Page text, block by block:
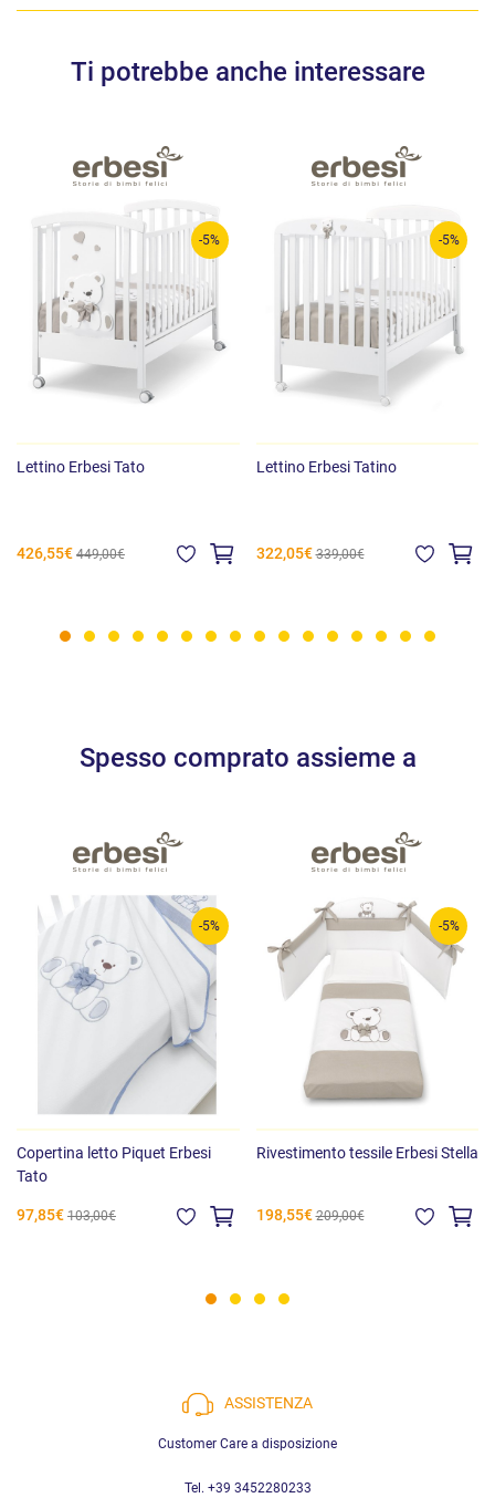
Ti potrebbe anche interessare
-5%
Lettino Erbesi Tato
426,55€ 449,00€
-5%
Lettino Erbesi Tatino
322,05€ 339,00€
Spesso comprato assieme a
-5%
Copertina letto Piquet Erbesi
Tato
97,85€ 103,00€
-5%
Rivestimento tessile Erbesi Stella
198,55€ 209,00€
ASSISTENZA
Customer Care a disposizione
Tel. +39 3452280233